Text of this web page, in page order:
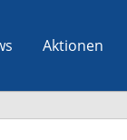
Aktionen